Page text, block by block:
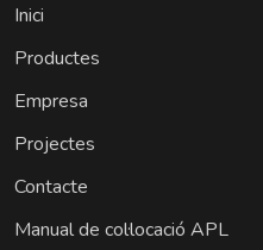
Inici
Productes
Empresa
Projectes
Contacte
Manual de col·locació APL